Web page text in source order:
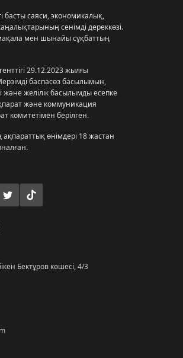
басты саяси, экономикалық,
сенімді дереккөзі.
мен шынайы сұқбаттың
29.12.2023 жылғы
баспасөз басылымын,
және желілік басылымды есепке
және коммуникация
комитетімен берілген.
ақпараттық өнімдері 18 жастан
Бектұров көшесі, 4/3